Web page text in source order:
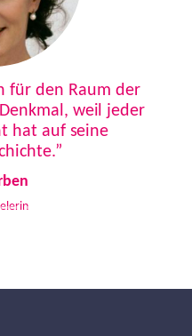
für den Raum der
weil jeder
hat auf seine